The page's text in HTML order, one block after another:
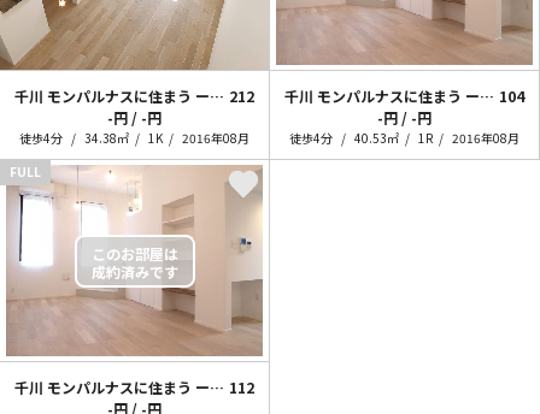
千川 モンパルナスに住まう ー “街角の隠れ家” 212
-円 / -円
徒歩4分 34.38㎡ 1K 2016年08月
千川 モンパルナスに住まう ー “+step” 104
-円 / -円
徒歩4分 40.53㎡ 1R
2016年08月
FULL
千川 モンパルナスに住まう ー “+step” 112
-円 / -円